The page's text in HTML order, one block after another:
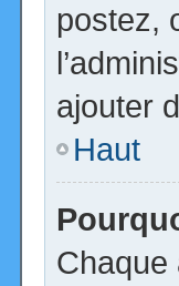
postez,
ajouter
Haut
Chaque